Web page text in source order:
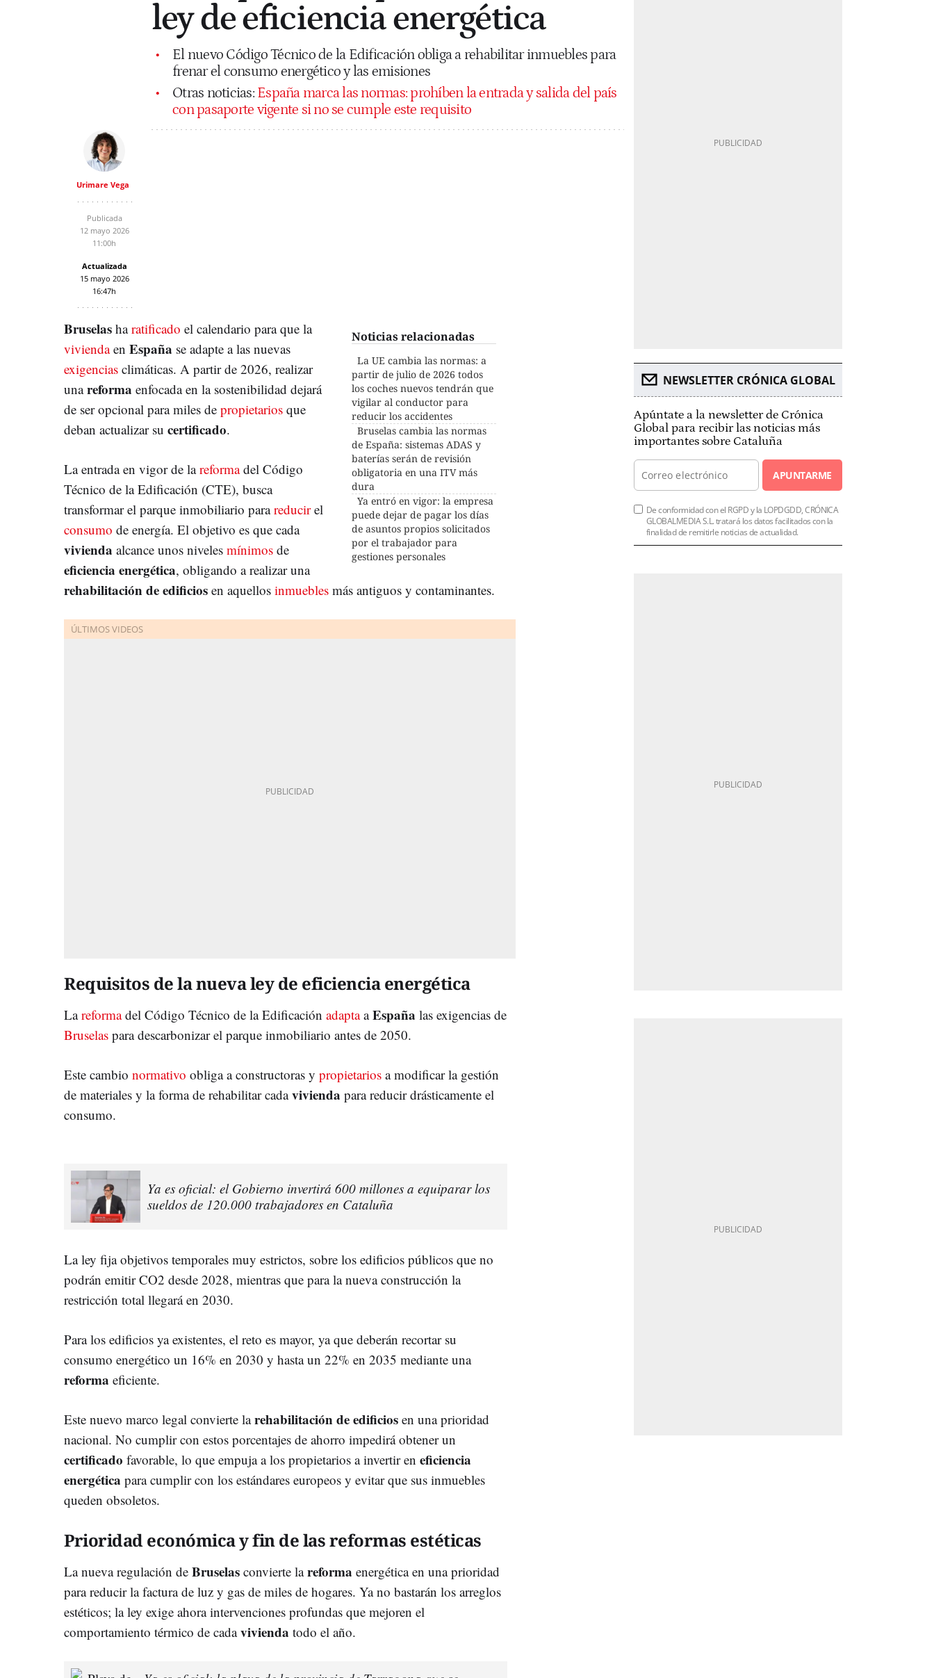
ley de eficiencia energética
El nuevo Código Técnico de la Edificación obliga a rehabilitar inmuebles para
frenar el consumo energético y las emisiones
Otras noticias: España marca las normas: prohíben la entrada y salida del país
con pasaporte vigente si no se cumple este requisito
Urimare Vega
Publicada
12 mayo 2026
11:00h
Actualizada
15 mayo 2026
16:47h
Noticias relacionadas
La UE cambia las normas: a
partir de julio de 2026 todos
los coches nuevos tendrán que
vigilar al conductor para
reducir los accidentes
Bruselas cambia las normas
de España: sistemas ADAS y
baterías serán de revisión
obligatoria en una ITV más
dura
Ya entró en vigor: la empresa
puede dejar de pagar los días
de asuntos propios solicitados
por el trabajador para
gestiones personales
Bruselas haratificado el calendario para que la
viviendaen España se adapte a las nuevas
exigencias climáticas. A partir de 2026, realizar
unareforma enfocada en la sostenibilidad dejará
de ser opcional para miles de propietarios que
deban actualizar su certificado.
La entrada en vigor de lareformadel Código
Técnico de la Edificación (CTE), busca
transformar el parque inmobiliario parareducirel
consumo de energía. El objetivo es que cada
vivienda alcance unos niveles mínimos de
eficiencia energética, obligando a realizar una
rehabilitación de edificios en aquellos inmuebles más antiguos y contaminantes.
Requisitos de la nueva ley de eficiencia energética
Lareformadel Código Técnico de la Edificación adaptaaEspaña las exigencias de
Bruselas para descarbonizar el parque inmobiliario antes de 2050.
Este cambio normativo obliga a constructoras y propietarios a modificar la gestión
de materiales y la forma de rehabilitar cadavivienda para reducir drásticamente el
consumo.
Ya es oficial: el Gobierno invertirá 600 millones a equiparar los
sueldos de 120.000 trabajadores en Cataluña
La ley fija objetivos temporales muy estrictos, sobre los edificios públicos que no
podrán emitir CO2 desde 2028, mientras que para la nueva construcción la
restricción total llegará en 2030.
Para los edificios ya existentes, el reto es mayor, ya que deberán recortar su
consumo energético un 16% en 2030 y hasta un 22% en 2035 mediante una
reforma eficiente.
Este nuevo marco legal convierte larehabilitación de edificios en una prioridad
nacional. No cumplir con estos porcentajes de ahorro impedirá obtener un
certificado favorable, lo que empuja a los propietarios a invertir en eficiencia
energética para cumplir con los estándares europeos y evitar que sus inmuebles
queden obsoletos.
Prioridad económica y fin de las reformas estéticas
La nueva regulación de Bruselas convierte lareforma energética en una prioridad
para reducir la factura de luz y gas de miles de hogares. Ya no bastarán los arreglos
estéticos; la ley exige ahora intervenciones profundas que mejoren el
comportamiento térmico de cadavivienda todo el año.
NEWSLETTER CRÓNICA GLOBAL
Apúntate a la newsletter de Crónica
Global para recibir las noticias más
importantes sobre Cataluña
APUNTARME
De conformidad con el RGPD y la LOPDGDD, CRÓNICA
GLOBALMEDIA S.L. tratará los datos facilitados con la
finalidad de remitirle noticias de actualidad.